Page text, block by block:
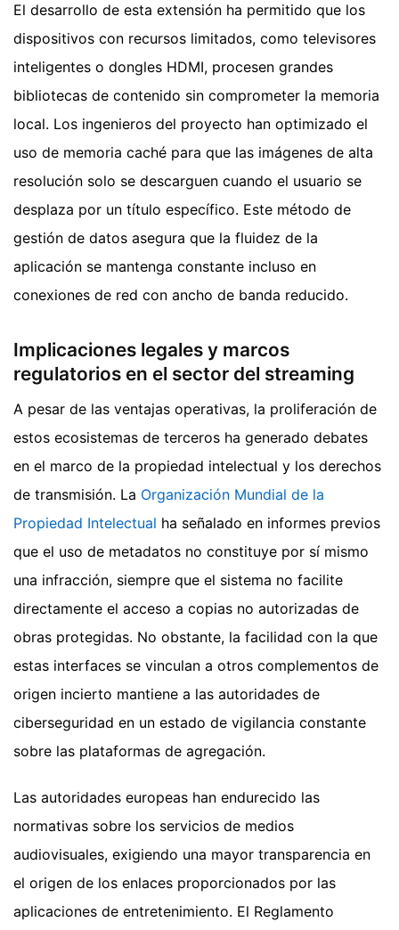
El desarrollo de esta extensión ha permitido que los
dispositivos con recursos limitados, como televisores
inteligentes o dongles HDMI, procesen grandes
bibliotecas de contenido sin comprometer la memoria
local. Los ingenieros del proyecto han optimizado el
uso de memoria caché para que las imágenes de alta
resolución solo se descarguen cuando el usuario se
desplaza por un título específico. Este método de
gestión de datos asegura que la fluidez de la
aplicación se mantenga constante incluso en
conexiones de red con ancho de banda reducido.
Implicaciones legales y marcos
regulatorios en el sector del streaming
A pesar de las ventajas operativas, la proliferación de
estos ecosistemas de terceros ha generado debates
en el marco de la propiedad intelectual y los derechos
de transmisión. La Organización Mundial de la
Propiedad Intelectual ha señalado en informes previos
que el uso de metadatos no constituye por sí mismo
una infracción, siempre que el sistema no facilite
directamente el acceso a copias no autorizadas de
obras protegidas. No obstante, la facilidad con la que
estas interfaces se vinculan a otros complementos de
origen incierto mantiene a las autoridades de
ciberseguridad en un estado de vigilancia constante
sobre las plataformas de agregación.
Las autoridades europeas han endurecido las
normativas sobre los servicios de medios
audiovisuales, exigiendo una mayor transparencia en
el origen de los enlaces proporcionados por las
aplicaciones de entretenimiento. El Reglamento